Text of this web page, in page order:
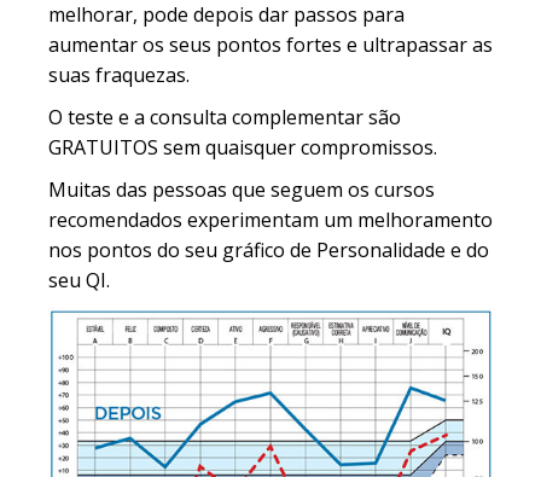
melhorar, pode depois dar passos para
aumentar os seus pontos fortes e ultrapassar as
suas fraquezas.
O teste e a consulta complementar são
GRATUITOS sem quaisquer compromissos.
Muitas das pessoas que seguem os cursos
recomendados experimentam um melhoramento
nos pontos do seu gráfico de Personalidade e do
seu QI.